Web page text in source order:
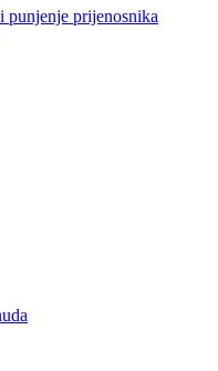
punjenje prijenosnika